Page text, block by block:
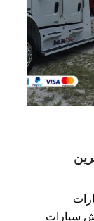
ونش كرين
سيارات